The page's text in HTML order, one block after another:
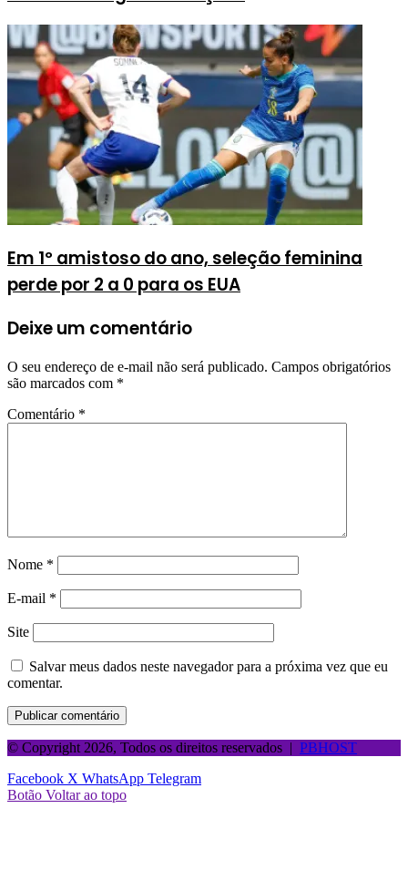
Em 1º amistoso do ano, seleção feminina
perde por 2 a 0 para os EUA
Deixe um comentário
O seu endereço de e-mail não será publicado. Campos obrigatórios
são marcados com *
Comentário *
Nome *
E-mail *
Site
Salvar meus dados neste navegador para a próxima vez que eu
comentar.
© Copyright 2026, Todos os direitos reservados | PBHOST
Facebook X WhatsApp Telegram
Botão Voltar ao topo